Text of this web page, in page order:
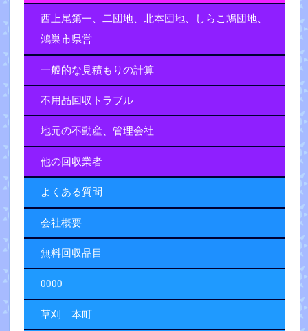
西上尾第一、二団地、北本団地、しらこ鳩団地、
鴻巣市県営
一般的な見積もりの計算
不用品回収トラブル
地元の不動産、管理会社
他の回収業者
よくある質問
会社概要
無料回収品目
0000
草刈 本町